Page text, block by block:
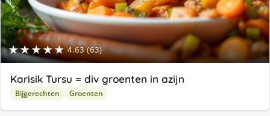
★★★★★ 4.63 (63)
Karisik Tursu = div groenten in azijn
Bijgerechten Groenten